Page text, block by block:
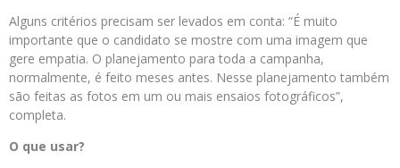
Alguns critérios precisam ser levados em conta: “É muito
importante que o candidato se mostre com uma imagem que
gere empatia. O planejamento para toda a campanha,
normalmente, é feito meses antes. Nesse planejamento também
são feitas as fotos em um ou mais ensaios fotográficos”,
completa.
O que usar?